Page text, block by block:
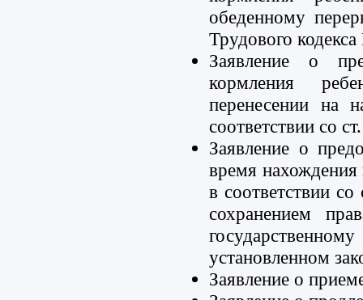
обеденному
Трудового
Заявление о
кормления
перенесении на
соответствии со
Заявление о
время нахождения
в соответствии
сохранением
установленном
Заявление о